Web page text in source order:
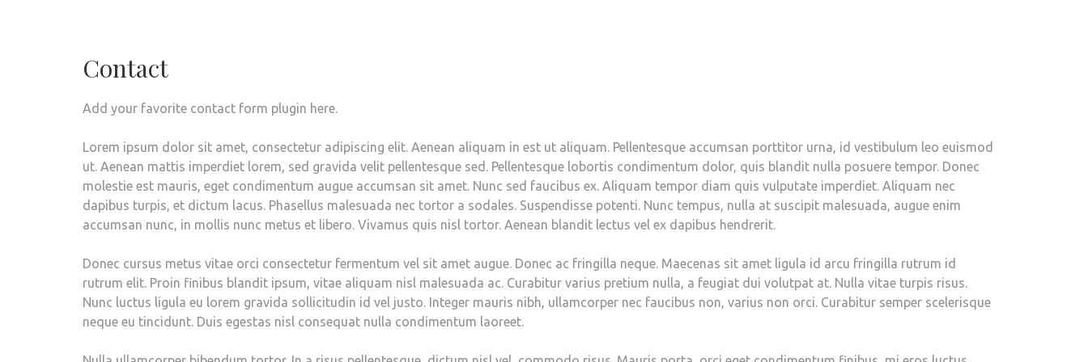
Contact
Add your favorite contact form plugin here.
Lorem ipsum dolor sit amet, consectetur adipiscing elit. Aenean aliquam in est ut aliquam. Pellentesque accumsan porttitor urna, id vestibulum leo euismod
ut. Aenean mattis imperdiet lorem, sed gravida velit pellentesque sed. Pellentesque lobortis condimentum dolor, quis blandit nulla posuere tempor. Donec
molestie est mauris, eget condimentum augue accumsan sit amet. Nunc sed faucibus ex. Aliquam tempor diam quis vulputate imperdiet. Aliquam nec
dapibus turpis, et dictum lacus. Phasellus malesuada nec tortor a sodales. Suspendisse potenti. Nunc tempus, nulla at suscipit malesuada, augue enim
accumsan nunc, in mollis nunc metus et libero. Vivamus quis nisl tortor. Aenean blandit lectus vel ex dapibus hendrerit.
Donec cursus metus vitae orci consectetur fermentum vel sit amet augue. Donec ac fringilla neque. Maecenas sit amet ligula id arcu fringilla rutrum id
rutrum elit. Proin finibus blandit ipsum, vitae aliquam nisl malesuada ac. Curabitur varius pretium nulla, a feugiat dui volutpat at. Nulla vitae turpis risus.
Nunc luctus ligula eu lorem gravida sollicitudin id vel justo. Integer mauris nibh, ullamcorper nec faucibus non, varius non orci. Curabitur semper scelerisque
neque eu tincidunt. Duis egestas nisl consequat nulla condimentum laoreet.